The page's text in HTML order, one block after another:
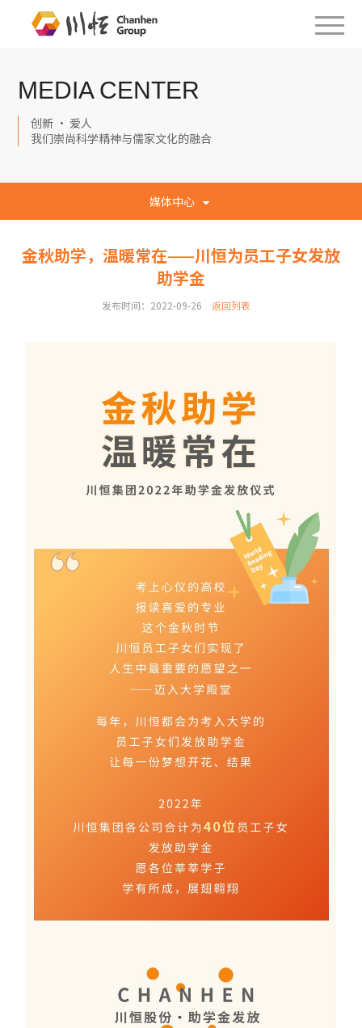
MEDIA CENTER
创新 · 爱人
我们崇尚科学精神与儒家文化的融合
媒体中心
金秋助学，温暖常在——川恒为员工子女发放
助学金
发布时间：2022-09-26 返回列表